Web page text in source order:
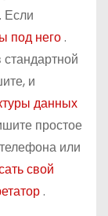
. Если
под него.
и
данных
простое
или
свой
.